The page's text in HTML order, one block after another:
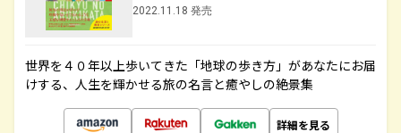
2022.11.18 発売
世界を４０年以上歩いてきた「地球の歩き方」があなたにお届
けする、人生を輝かせる旅の名言と癒やしの絶景集
詳細を見る